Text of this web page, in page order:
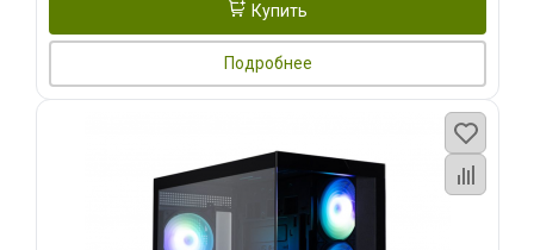
Купить
Подробнее